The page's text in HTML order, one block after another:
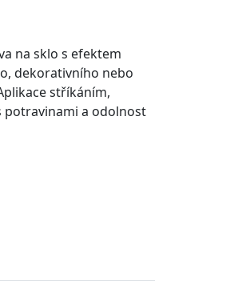
na sklo s efektem
dekorativního nebo
stříkáním,
potravinami a odolnost